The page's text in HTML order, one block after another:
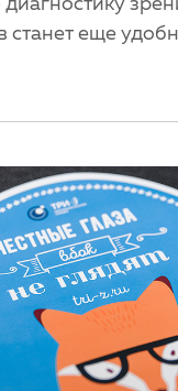
станет еще